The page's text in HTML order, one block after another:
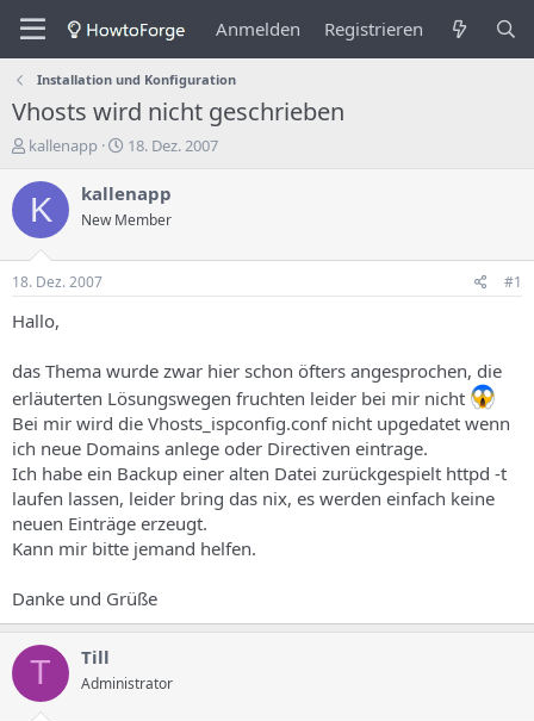
Anmelden Registrieren
Installation und Konfiguration
Vhosts wird nicht geschrieben
E
s
e
e
r
s
T
h
e
m
a
s
kallenapp
E
s
e
d
a
t
u
m
18. Dez. 2007
K kallenapp
New Member
18. Dez. 2007 #1
Hallo,
das Thema wurde zwar hier schon öfters angesprochen, die
erläuterten Lösungswegen fruchten leider bei mir nicht
Bei mir wird die Vhosts_ispconfig.conf nicht upgedatet wenn
ich neue Domains anlege oder Directiven eintrage.
Ich habe ein Backup einer alten Datei zurückgespielt httpd -t
laufen lassen, leider bring das nix, es werden einfach keine
neuen Einträge erzeugt.
Kann mir bitte jemand helfen.
Danke und Grüße
T Till
Administrator